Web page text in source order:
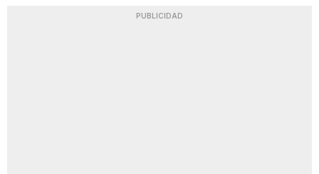
PUBLICIDAD